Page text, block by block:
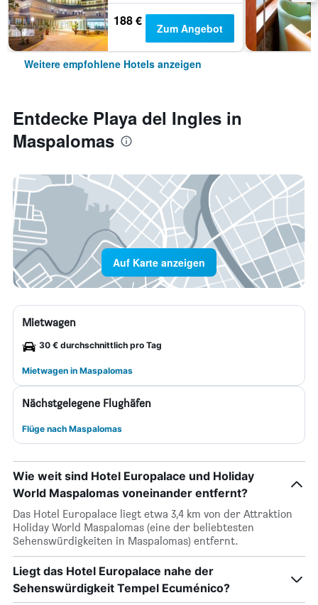
188 € Zum Angebot
Weitere empfohlene Hotels anzeigen
Entdecke Playa del Ingles in
Maspalomas
Auf Karte anzeigen
Mietwagen
30 € durchschnittlich pro Tag
Mietwagen in Maspalomas
Nächstgelegene Flughäfen
Flüge nach Maspalomas
Wie weit sind Hotel Europalace und Holiday
World Maspalomas voneinander entfernt?
Das Hotel Europalace liegt etwa 3,4 km von der Attraktion
Holiday World Maspalomas (eine der beliebtesten
Sehenswürdigkeiten in Maspalomas) entfernt.
Liegt das Hotel Europalace nahe der
Sehenswürdigkeit Tempel Ecuménico?